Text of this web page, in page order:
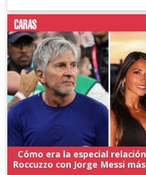
Cómo era la especial
Roccuzzo con Jorge Messi